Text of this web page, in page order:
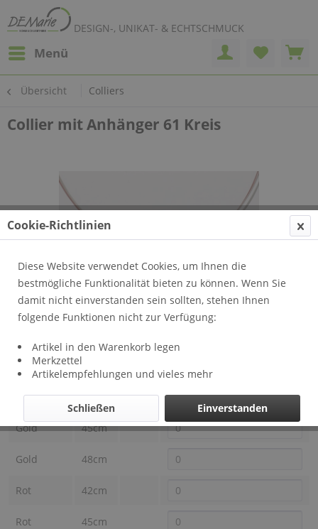
DESIGN-, UNIKAT- & ECHTSCHMUCK
Menü
Übersicht Colliers
Collier mit Anhänger 61 Kreis
Farbe
DEMarie
Gold 42cm
Gold 45cm
Gold 48cm
Rot 42cm
Rot 45cm
Cookie-Richtlinien
Diese Website verwendet Cookies, um Ihnen die
bestmögliche Funktionalität bieten zu können. Wenn Sie
damit nicht einverstanden sein sollten, stehen Ihnen
folgende Funktionen nicht zur Verfügung:
Artikel in den Warenkorb legen
Merkzettel
Artikelempfehlungen und vieles mehr
Einverstanden
Schließen